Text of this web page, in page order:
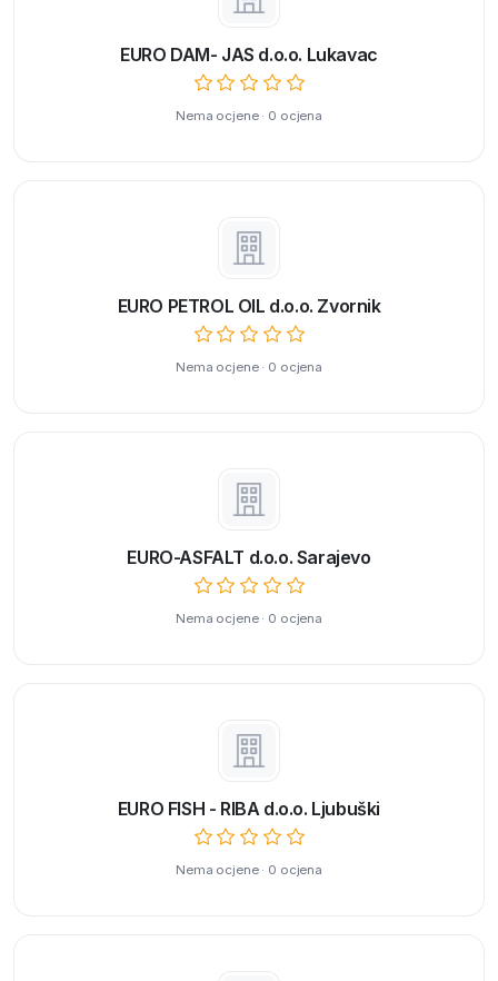
EURO DAM- JAS d.o.o. Lukavac
Nema ocjene · 0 ocjena
EURO PETROL OIL d.o.o. Zvornik
Nema ocjene · 0 ocjena
EURO-ASFALT d.o.o. Sarajevo
Nema ocjene · 0 ocjena
EURO FISH - RIBA d.o.o. Ljubuški
Nema ocjene · 0 ocjena